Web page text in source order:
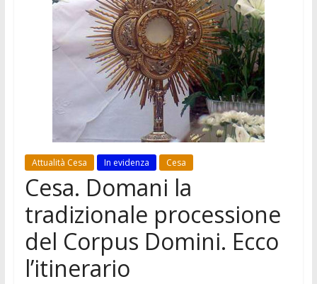
Attualità Cesa In evidenza Cesa
Cesa. Domani la
tradizionale processione
del Corpus Domini. Ecco
l’itinerario